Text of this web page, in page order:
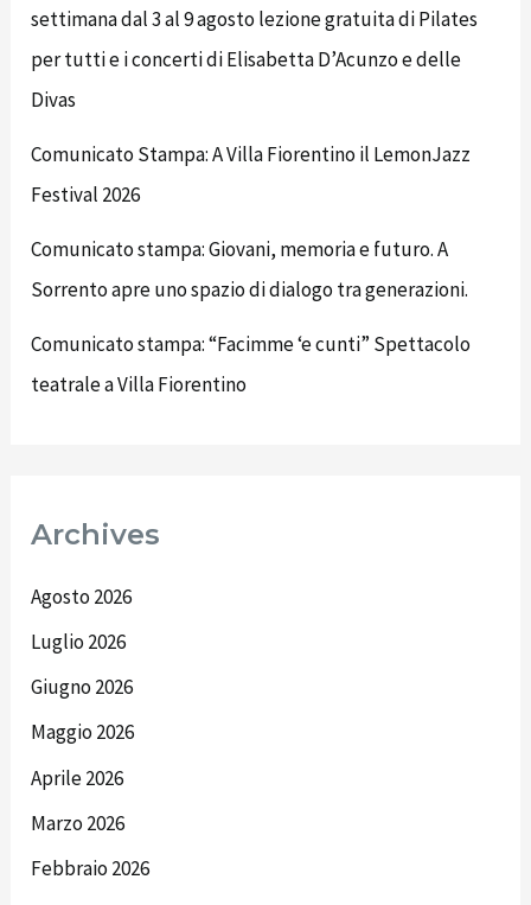
settimana dal 3 al 9 agosto lezione gratuita di Pilates
per tutti e i concerti di Elisabetta D’Acunzo e delle
Divas
Comunicato Stampa: A Villa Fiorentino il LemonJazz
Festival 2026
Comunicato stampa: Giovani, memoria e futuro. A
Sorrento apre uno spazio di dialogo tra generazioni.
Comunicato stampa: “Facimme ‘e cunti” Spettacolo
teatrale a Villa Fiorentino
Archives
Agosto 2026
Luglio 2026
Giugno 2026
Maggio 2026
Aprile 2026
Marzo 2026
Febbraio 2026